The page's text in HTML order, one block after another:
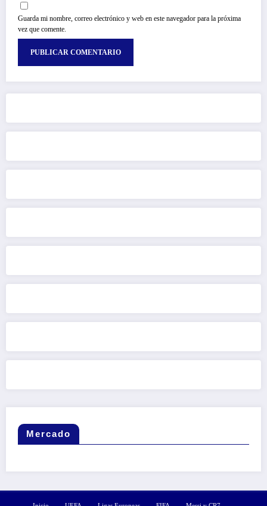
Guarda mi nombre, correo electrónico y web en este navegador para la próxima
vez que comente.
Mercado